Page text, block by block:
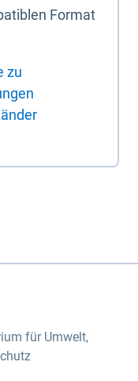
Format
zu
für Umwelt,